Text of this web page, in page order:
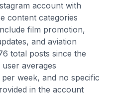
account with
content categories
film promotion,
and aviation
total posts since the
averages
week, and no specific
in the account